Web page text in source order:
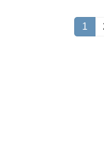
固
定
1